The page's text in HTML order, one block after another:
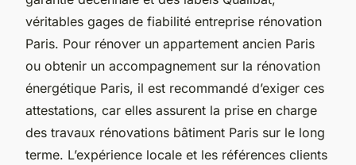
véritables gages de fiabilité entreprise rénovation
Paris. Pour rénover un appartement ancien Paris
ou obtenir un accompagnement sur la rénovation
énergétique Paris, il est recommandé d’exiger ces
attestations, car elles assurent la prise en charge
des travaux rénovations bâtiment Paris sur le long
terme. L’expérience locale et les références clients